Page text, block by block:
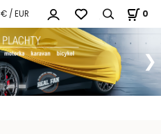
€ / EUR 0